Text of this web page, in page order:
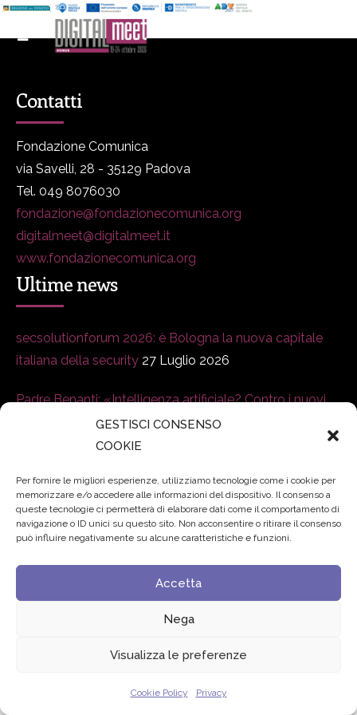
GESTISCI CONSENSO
COOKIE
Per fornire le migliori esperienze, utilizziamo tecnologie come i cookie per
memorizzare e/o accedere alle informazioni del dispositivo. Il consenso a
queste tecnologie ci permetterà di elaborare dati come il comportamento di
navigazione o ID unici su questo sito. Non acconsentire o ritirare il consenso
può influire negativamente su alcune caratteristiche e funzioni.
Accetta
Nega
Visualizza le preferenze
Cookie Policy Privacy
Contatti
Fondazione Comunica
via Savelli, 28 - 35129 Padova
Tel. 049 8076030
fondazione@fondazionecomunica.org
digitalmeet@digitalmeet.it
www.fondazionecomunica.org
Ultime news
secsolutionforum 2026: è Bologna la nuova capitale
italiana della security 27 Luglio 2026
Padre Benanti: «Intelligenza artificiale? Contro i nuovi
algoritmi del potere serve una governance condivisa»
21 Luglio 2026
Edvance – Digital Education Hub Higher Education 15
Giugno 2026
© 2024 Fondazione Comunica – All rights reserved